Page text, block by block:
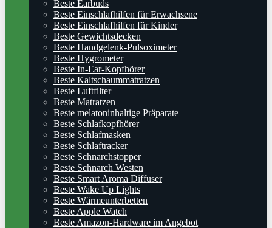
Beste Earbuds
Beste Einschlafhilfen für Erwachsene
Beste Einschlafhilfen für Kinder
Beste Gewichtsdecken
Beste Handgelenk-Pulsoximeter
Beste Hygrometer
Beste In-Ear-Kopfhörer
Beste Kaltschaummatratzen
Beste Luftfilter
Beste Matratzen
Beste melatoninhaltige Präparate
Beste Schlafkopfhörer
Beste Schlafmasken
Beste Schlaftracker
Beste Schnarchstopper
Beste Schnarch Westen
Beste Smart Aroma Diffuser
Beste Wake Up Lights
Beste Wärmeunterbetten
Beste Apple Watch
Beste Amazon-Hardware im Angebot